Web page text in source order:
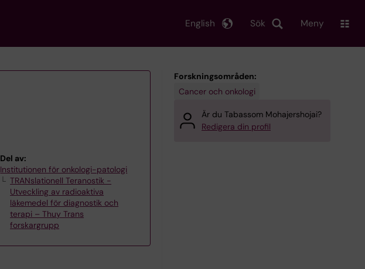
Sök
English Meny
Del av:
Institutionen för onkologi-patologi
TRANslationell Teranostik -
Utveckling av radioaktiva
läkemedel för diagnostik och
terapi – Thuy Trans
forskargrupp
Forskningsområden:
Cancer och onkologi
Är du Tabassom Mohajershojai?
Redigera din profil